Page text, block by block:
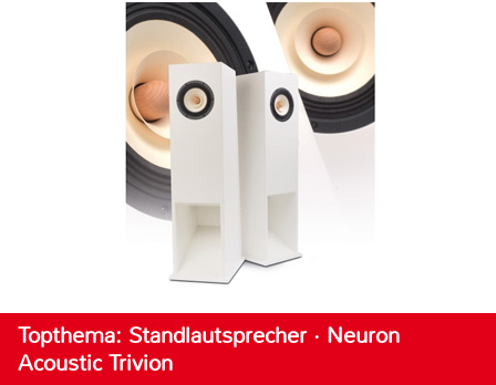
Topthema: Standlautsprecher · Neuron
Acoustic Trivion